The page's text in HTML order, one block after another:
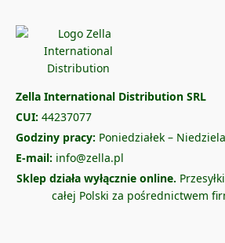
Zella International Distribution SRL
CUI: 44237077
Godziny pracy: Poniedziałek –
E-mail: info@zella.pl
Sklep działa wyłącznie online.
całej Polski za pośrednictwem